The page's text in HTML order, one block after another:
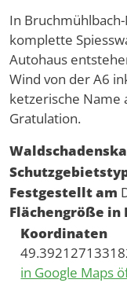
In
komplette
Autohaus
Wind von der A6
ketzerische Name
Gratulation.
Festgestellt am
Flächengröße in
Koordinaten
in Google Maps